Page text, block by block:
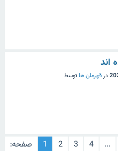
اند
در قهرمان ها توسط
صفحه: 1 2 3 4 ...